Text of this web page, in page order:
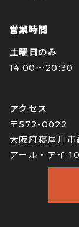
営業時間
土曜日のみ
14:00〜20:30
アクセス
〒572-0022
大阪府寝屋川
アール・アイ